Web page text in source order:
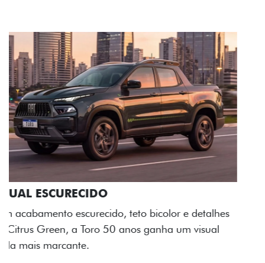
ADESIVOS ESTILIZADOS
Os adesivos aplicados no capô e nas laterais
reforçam a identidade única dessa edição para lá de
comemorativa.